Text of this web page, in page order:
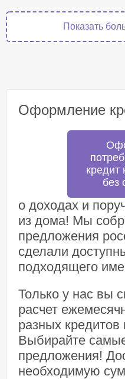
Показать
Оформление
кредит
без
о доходах и
из дома! Мы
предложения
сделали
подходящего
Только у нас вы
расчет
разных кредитов
Выбирайте
предложения!
необходимую